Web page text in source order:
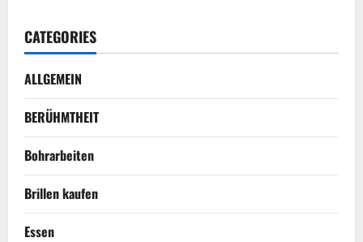
CATEGORIES
ALLGEMEIN
BERÜHMTHEIT
Bohrarbeiten
Brillen kaufen
Essen